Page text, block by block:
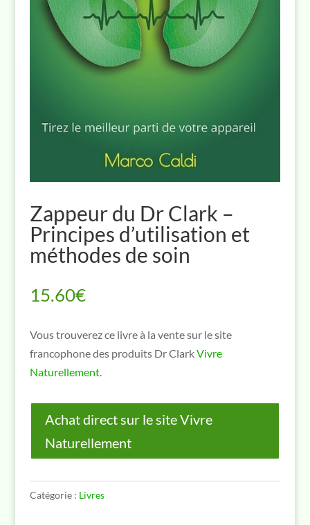
Zappeur du Dr Clark –
Principes d’utilisation et
méthodes de soin
15.60€
Vous trouverez ce livre à la vente sur le site
francophone des produits Dr ClarkVivre
Naturellement.
Achat direct sur le site Vivre
Naturellement
Catégorie : Livres